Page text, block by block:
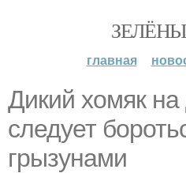
главная
Дикий хомяк
следует
грызунами